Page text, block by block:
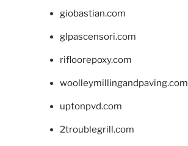
giobastian.com
glpascensori.com
rifloorepoxy.com
woolleymillingandpaving.com
uptonpvd.com
2troublegrill.com